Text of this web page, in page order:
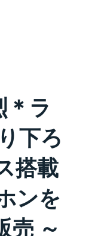
ラ
下ろ
搭載
ンを
売 ～